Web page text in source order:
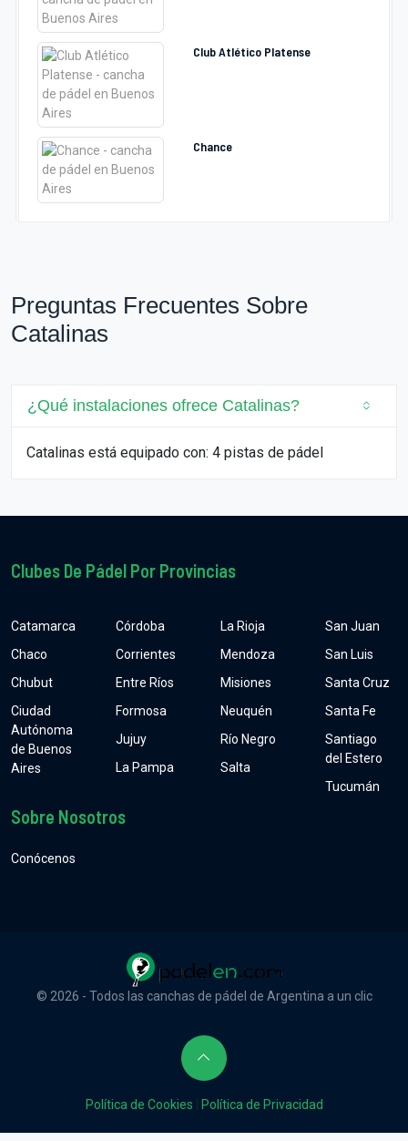
Club Atlético Platense
Chance
Preguntas Frecuentes Sobre
Catalinas
¿Qué instalaciones ofrece Catalinas?
Catalinas está equipado con: 4 pistas de pádel
Clubes De Pádel Por Provincias
Catamarca
Chaco
Chubut
Ciudad
Autónoma
de Buenos
Aires
Córdoba
Corrientes
Entre Ríos
Formosa
Jujuy
La Pampa
La Rioja
Mendoza
Misiones
Neuquén
Río Negro
Salta
San Juan
San Luis
Santa Cruz
Santa Fe
Santiago
del Estero
Tucumán
Sobre Nosotros
Conócenos
© 2026 - Todos las canchas de pádel de Argentina a un clic
Política de Cookies Política de Privacidad